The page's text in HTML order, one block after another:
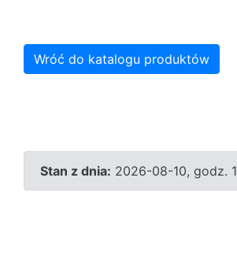
Wróć do katalogu produktów
Stan z dnia: 2026-08-10, godz.